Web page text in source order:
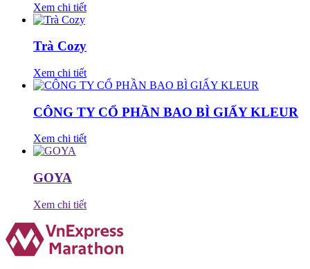
Xem chi tiết
Trà Cozy
Xem chi tiết
CÔNG TY CỔ PHẦN BAO BÌ GIẤY KLEUR
Xem chi tiết
GOYA
Xem chi tiết